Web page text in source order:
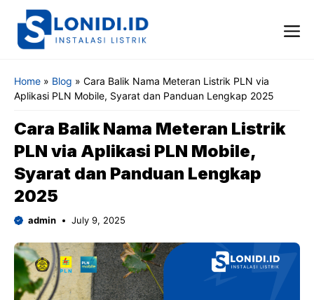
content
Home » Blog » Cara Balik Nama Meteran Listrik PLN via
Aplikasi PLN Mobile, Syarat dan Panduan Lengkap 2025
Cara Balik Nama Meteran Listrik
PLN via Aplikasi PLN Mobile,
Syarat dan Panduan Lengkap
2025
admin July 9, 2025